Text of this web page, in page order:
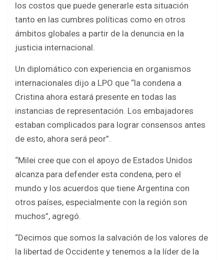
los costos que puede generarle esta situación
tanto en las cumbres políticas como en otros
ámbitos globales a partir de la denuncia en la
justicia internacional.
Un diplomático con experiencia en organismos
internacionales dijo a LPO que “la condena a
Cristina ahora estará presente en todas las
instancias de representación. Los embajadores
estaban complicados para lograr consensos antes
de esto, ahora será peor”.
“Milei cree que con el apoyo de Estados Unidos
alcanza para defender esta condena, pero el
mundo y los acuerdos que tiene Argentina con
otros países, especialmente con la región son
muchos”, agregó.
“Decimos que somos la salvación de los valores de
la libertad de Occidente y tenemos a la líder de la